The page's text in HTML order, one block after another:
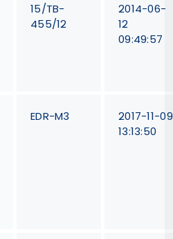
15/TB-
455/12
2014-06-
12
09:49:57
EDR-M3
2017-11-09
13:13:50